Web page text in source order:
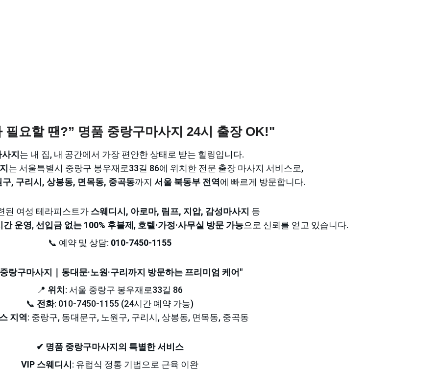
필요할 땐?” 명품 중랑구마사지 24시 출장 OK!"
지 는 내 집, 내 공간에서 가장 편안한 상태로 받는 힐링입니다.
는 서울특별시 중랑구 봉우재로33길 86에 위치한 전문 출장 마사지 서비스로,
, 구리시, 상봉동, 면목동, 중곡동까지 서울 북동부 전역에 빠르게 방문합니다.
된 여성 테라피스트가 스웨디시, 아로마, 림프, 지압, 감성마사지 등
간 운영, 선입금 없는 100% 후불제 , 호텔·가정·사무실 방문 가능으로 신뢰를 얻고 있습니다.
📞 예약 및 상담: 010-7450-1155
랑구마사지｜동대문·노원·구리까지 방문하는 프리미엄 케어"
📍 위치 : 서울 중랑구 봉우재로33길 86
📞 전화: 010-7450-1155 (24시간 예약 가능)
지역: 중랑구, 동대문구, 노원구, 구리시, 상봉동, 면목동, 중곡동
✔ 명품 중랑구마사지의 특별한 서비스
VIP 스웨디시 : 유럽식 정통 기법으로 근육 이완